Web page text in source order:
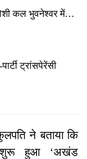
कल भुवनेश्वर में…
ट्रांसपेरेंसी
ने बताया कि
शुरू हुआ ‘अखंड